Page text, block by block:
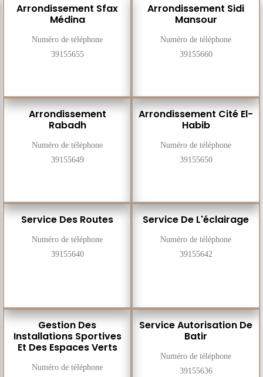
Arrondissement Sidi
Mansour
Numéro de téléphone
39155660
Arrondissement Sfax
Médina
Numéro de téléphone
39155655
Arrondissement Cité El-
Habib
Numéro de téléphone
39155650
Arrondissement
Rabadh
Numéro de téléphone
39155649
Service De L'éclairage
Numéro de téléphone
39155642
Service Des Routes
Numéro de téléphone
39155640
Service Autorisation De
Batir
Numéro de téléphone
39155636
Gestion Des
Installations Sportives
Et Des Espaces Verts
Numéro de téléphone